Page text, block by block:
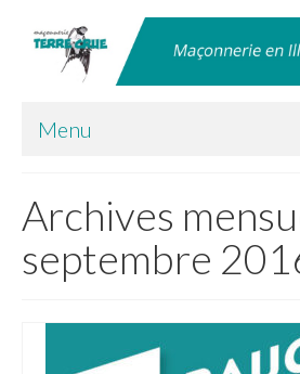
Menu
Archives
septembre